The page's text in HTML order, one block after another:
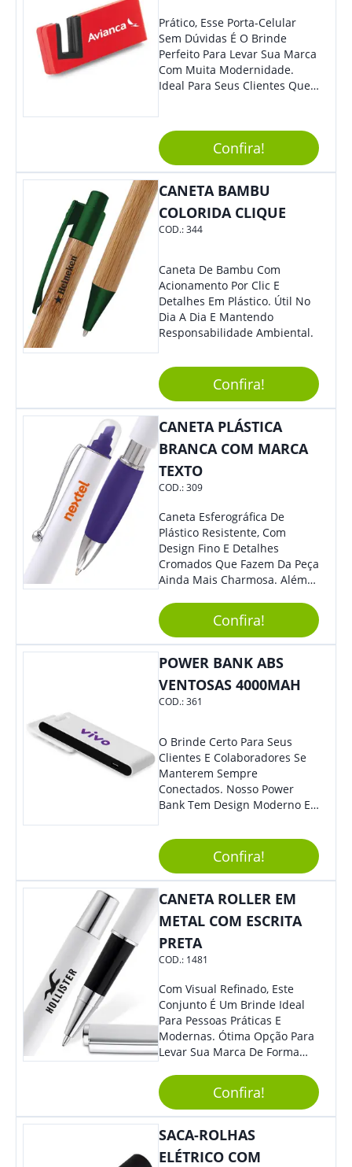
Prático, Esse Porta-Celular
Sem Dúvidas É O Brinde
Perfeito Para Levar Sua Marca
Com Muita Modernidade.
Ideal Para Seus Clientes Que
Sua Empresa Terá O Grande
Destaque Merecido.
Confira!
CANETA BAMBU
COLORIDA CLIQUE
COD.:344
Caneta De Bambu Com
Acionamento Por Clic E
Detalhes Em Plástico. Útil No
Dia A Dia E Mantendo
Responsabilidade Ambiental.
Confira!
CANETA PLÁSTICA
BRANCA COM MARCA
TEXTO
COD.:309
Caneta Esferográfica De
Plástico Resistente, Com
Design Fino E Detalhes
Cromados Que Fazem Da Peça
Ainda Mais Charmosa. Além
Seu Acionamento É Por Giro.
Perfeita Para Diversas
Ocasiões Do Dia A Dia.
Confira!
POWER BANK ABS
VENTOSAS 4000MAH
COD.:361
O Brinde Certo Para Seus
Clientes E Colaboradores Se
Manterem Sempre
Conectados. Nosso Power
Bank Tem Design Moderno E
Na Bolsa Ou Na Mochila.
Compatível Com Diversos
Aparelhos, O Brinde É Super
Eficiente E Ágil, Ideal Para
Quem Busca Praticidade No
Dia A Dia. Personalize-O Com
Sua Marca E Tenha Ainda
Mais Destaque Em Eventos E
Feiras De Negócios.
Confira!
CANETA ROLLER EM
METAL COM ESCRITA
PRETA
COD.: 1481
Com Visual Refinado, Este
Conjunto É Um Brinde Ideal
Para Pessoas Práticas E
Modernas. Ótima Opção Para
Levar Sua Marca De Forma
Sua Empresa Em Eventos,
Reuniões Corporativas Ou Até
Mesmo Para Presentear
Colaboradores E Parceiros De
Sua Empresa.
Confira!
SACA-ROLHAS
ELÉTRICO COM